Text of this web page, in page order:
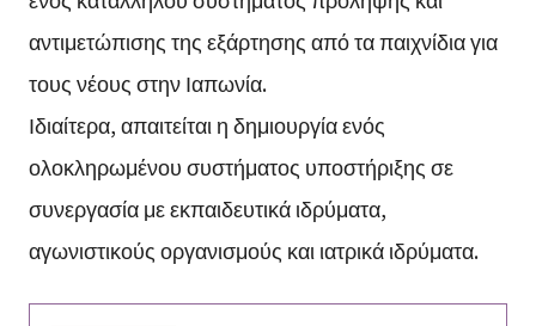
αντιμετώπισης της εξάρτησης από τα παιχνίδια για
τους νέους στην Ιαπωνία.
Ιδιαίτερα, απαιτείται η δημιουργία ενός
ολοκληρωμένου συστήματος υποστήριξης σε
συνεργασία με εκπαιδευτικά ιδρύματα,
αγωνιστικούς οργανισμούς και ιατρικά ιδρύματα.